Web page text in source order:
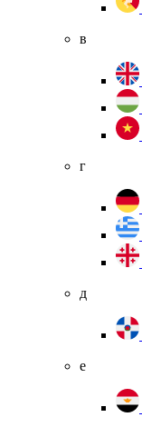
в
г
д
е